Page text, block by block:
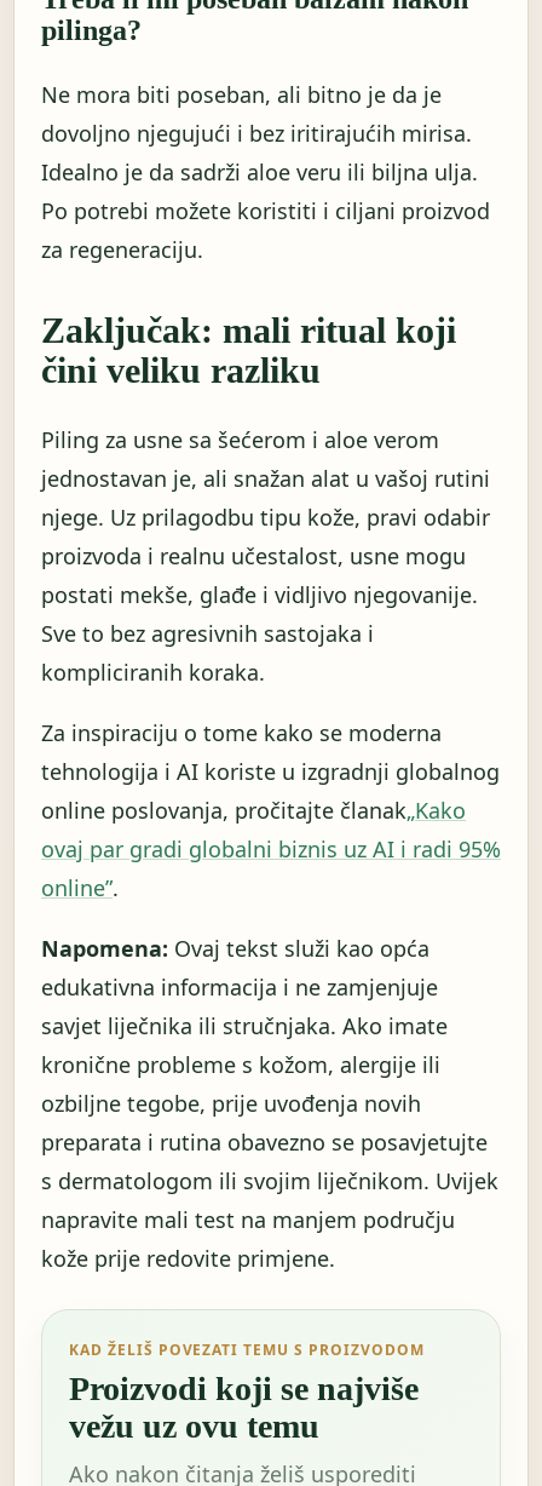
pilinga?
Ne mora biti poseban, ali bitno je da je
dovoljno njegujući i bez iritirajućih mirisa.
Idealno je da sadrži aloe veru ili biljna ulja.
Po potrebi možete koristiti i ciljani proizvod
za regeneraciju.
Zaključak: mali ritual koji
čini veliku razliku
Piling za usne sa šećerom i aloe verom
jednostavan je, ali snažan alat u vašoj rutini
njege. Uz prilagodbu tipu kože, pravi odabir
proizvoda i realnu učestalost, usne mogu
postati mekše, glađe i vidljivo njegovanije.
Sve to bez agresivnih sastojaka i
kompliciranih koraka.
Za inspiraciju o tome kako se moderna
tehnologija i AI koriste u izgradnji globalnog
online poslovanja, pročitajte članak„Kako
ovaj par gradi globalni biznis uz AI i radi 95%
online”.
Napomena: Ovaj tekst služi kao opća
edukativna informacija i ne zamjenjuje
savjet liječnika ili stručnjaka. Ako imate
kronične probleme s kožom, alergije ili
ozbiljne tegobe, prije uvođenja novih
preparata i rutina obavezno se posavjetujte
s dermatologom ili svojim liječnikom. Uvijek
napravite mali test na manjem području
kože prije redovite primjene.
KAD ŽELIŠ POVEZATI TEMU S PROIZVODOM
Proizvodi koji se najviše
vežu uz ovu temu
Ako nakon čitanja želiš usporediti